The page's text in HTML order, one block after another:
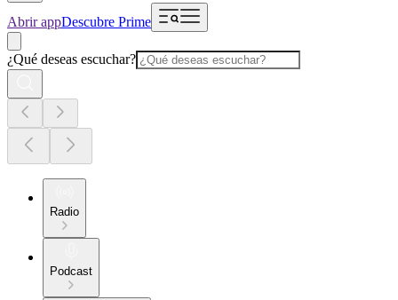
Abrir appDescubre Prime
¿Qué deseas escuchar?
Radio
Podcast